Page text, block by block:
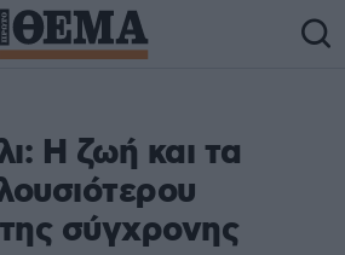
Η ζωή και τα
σύγχρονης